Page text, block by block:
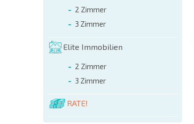
2 Zimmer
3 Zimmer
Elite Immobilien
2 Zimmer
3 Zimmer
RATE!